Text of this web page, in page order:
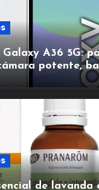
Galaxy A36 5G:
potente,
y carga rápida
premium.
de lavanda